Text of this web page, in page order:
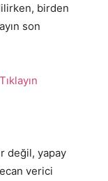
birden
son
değil, yapay
verici